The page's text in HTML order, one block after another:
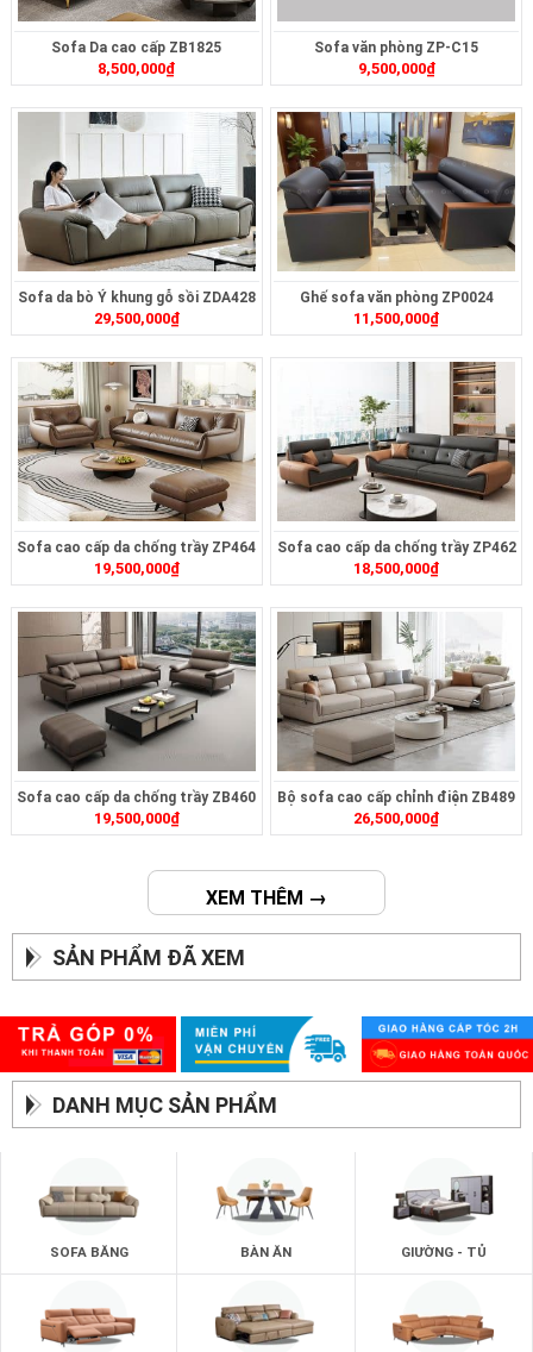
Sofa Da cao cấp ZB1825
8,500,000₫
Sofa văn phòng ZP-C15
9,500,000₫
Sofa da bò Ý khung gỗ sồi ZDA428
29,500,000₫
Ghế sofa văn phòng ZP0024
11,500,000₫
Sofa cao cấp da chống trầy ZP464
19,500,000₫
Sofa cao cấp da chống trầy ZP462
18,500,000₫
Sofa cao cấp da chống trầy ZB460
19,500,000₫
Bộ sofa cao cấp chỉnh điện ZB489
26,500,000₫
XEM THÊM →
SẢN PHẨM ĐÃ XEM
DANH MỤC SẢN PHẨM
SOFA BĂNG BÀN ĂN GIƯỜNG - TỦ